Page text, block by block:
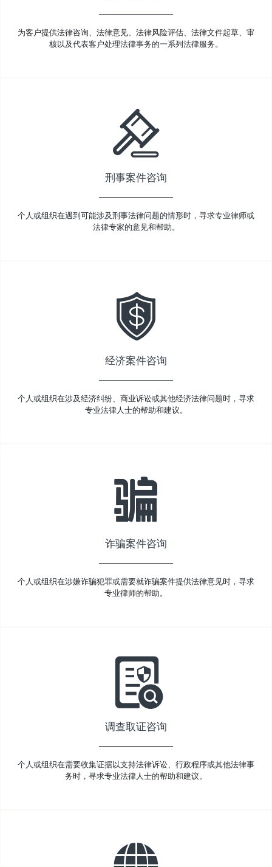
为客户提供法律咨询、法律意见、法律风险评估、法律文件起草、审
核以及代表客户处理法律事务的一系列法律服务。
刑事案件咨询
个人或组织在遇到可能涉及刑事法律问题的情形时，寻求专业律师或
法律专家的意见和帮助。
经济案件咨询
个人或组织在涉及经济纠纷、商业诉讼或其他经济法律问题时，寻求
专业法律人士的帮助和建议。
诈骗案件咨询
个人或组织在涉嫌诈骗犯罪或需要就诈骗案件提供法律意见时，寻求
专业律师的帮助。
调查取证咨询
个人或组织在需要收集证据以支持法律诉讼、行政程序或其他法律事
务时，寻求专业法律人士的帮助和建议。